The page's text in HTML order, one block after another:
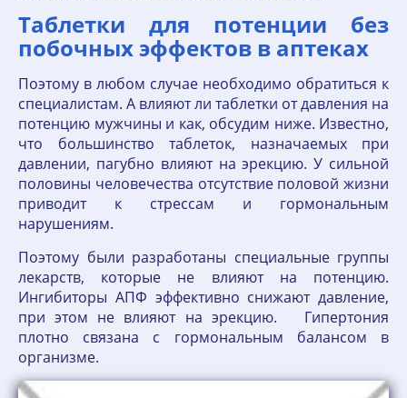
Таблетки для потенции без
побочных эффектов в аптеках
Поэтому в любом случае необходимо обратиться к
специалистам. А влияют ли таблетки от давления на
потенцию мужчины и как, обсудим ниже. Известно,
что большинство таблеток, назначаемых при
давлении, пагубно влияют на эрекцию. У сильной
половины человечества отсутствие половой жизни
приводит к стрессам и гормональным
нарушениям.
Поэтому были разработаны специальные группы
лекарств, которые не влияют на потенцию.
Ингибиторы АПФ эффективно снижают давление,
при этом не влияют на эрекцию. Гипертония
плотно связана с гормональным балансом в
организме.